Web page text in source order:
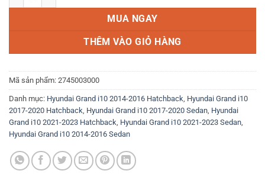
MUA NGAY
THÊM VÀO GIỎ HÀNG
Mã sản phẩm: 2745003000
Danh mục: Hyundai Grand i10 2014-2016 Hatchback, Hyundai Grand i10
2017-2020 Hatchback, Hyundai Grand i10 2017-2020 Sedan, Hyundai
Grand i10 2021-2023 Hatchback, Hyundai Grand i10 2021-2023 Sedan,
Hyundai Grand i10 2014-2016 Sedan